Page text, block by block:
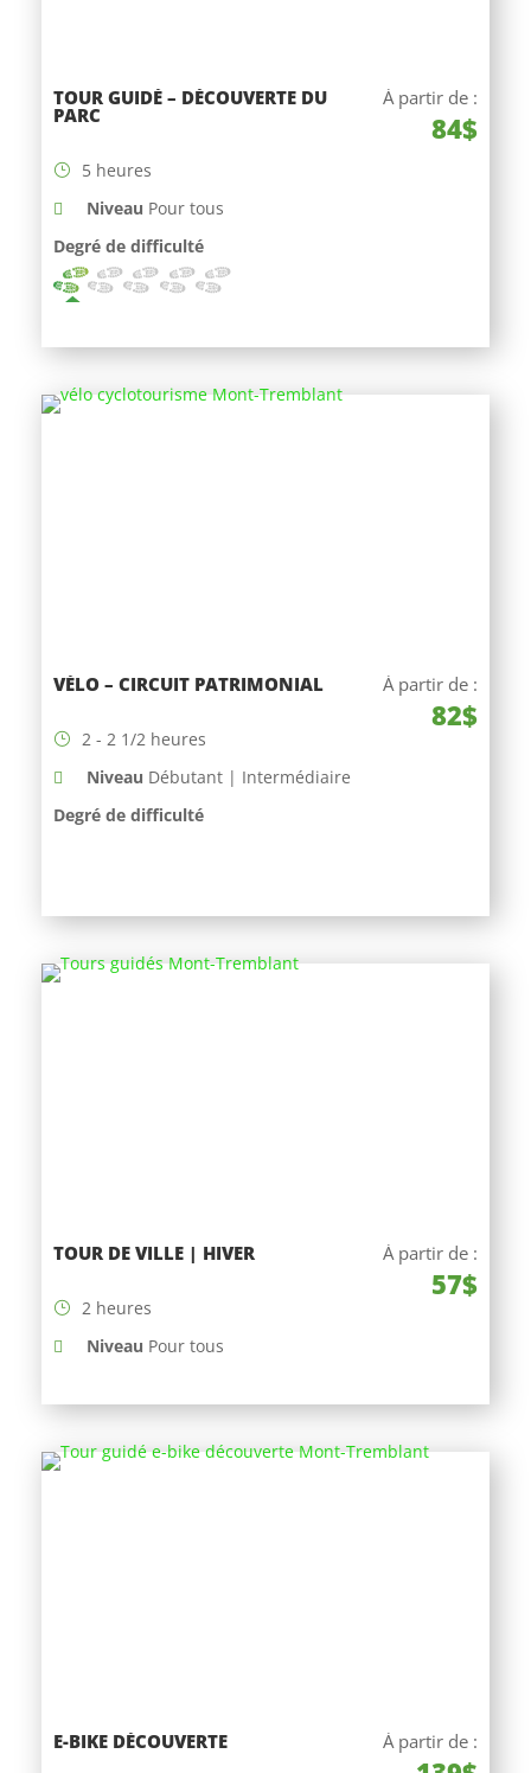
TOUR GUIDÉ – DÉCOUVERTE DU
PARC
À partir de :
84$
5 heures
Niveau Pour tous
Degré de difficulté
VÉLO – CIRCUIT PATRIMONIAL À partir de :
82$
2 - 2 1/2 heures
Niveau Débutant | Intermédiaire
Degré de difficulté
TOUR DE VILLE | HIVER À partir de :
57$
2 heures
Niveau Pour tous
E-BIKE DÉCOUVERTE À partir de :